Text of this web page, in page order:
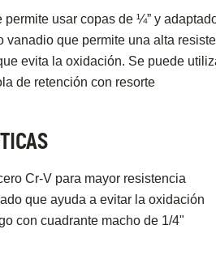
permite usar copas de ¼” y
vanadio que permite una alta
evita la oxidación. Se puede
de retención con resorte
Cr-V para mayor resistencia
que ayuda a evitar la oxidación
con cuadrante macho de 1/4"